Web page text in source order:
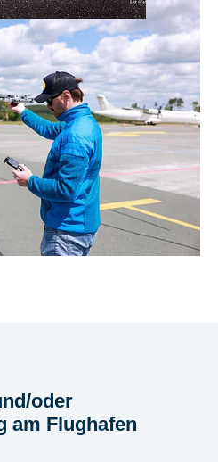
oder
am Flughafen